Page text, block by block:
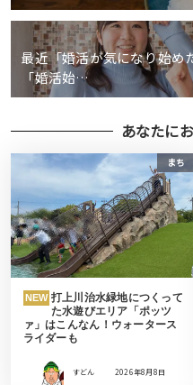
最近「婚活が気になり始め
「婚活始…
あなたに
まち
NEW 打上川治水緑地につくって
た水遊びエリア「ポッツ
ァ」はこんなん！ウォータース
ライダーも
すどん 2026年8月8日